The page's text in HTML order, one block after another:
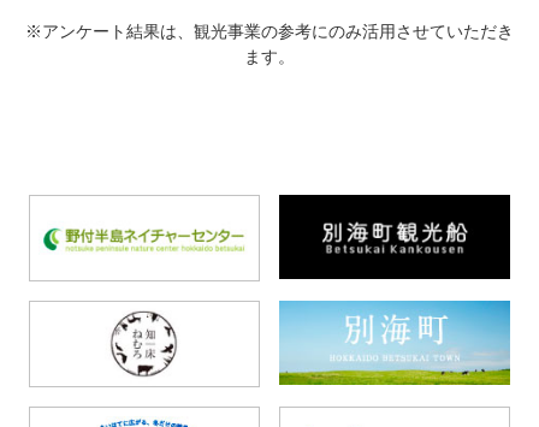
※アンケート結果は、観光事業の参考にのみ活用させていただき
ます。